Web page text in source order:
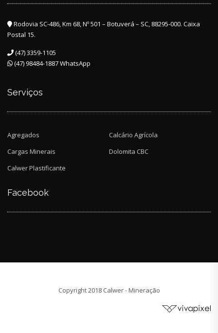
Rodovia SC-486, Km 68, Nº 501 – Botuverá – SC, 88295-000. Caixa
Postal 15.
(47) 3359-1105
(47) 98484-1887 WhatsApp
Serviços
Agregados
Calcário Agrícola
Cargas Minerais
Dolomita CBC
Calwer Plastificante
Facebook
Copyright 2018 Calwer - Mineração